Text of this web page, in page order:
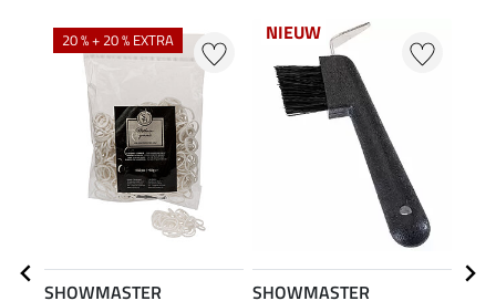
20 % + 20 % EXTRA
SHOWMASTER
NIEUW
SHOWMASTER